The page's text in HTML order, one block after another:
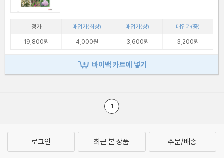
정가 매입가(최상) 매입가(상)
매입가(중)
19,800원
4,000원 3,600원 3,200원
바이백 카트에 넣기
1
로그인 최근 본 상품 주문/배송